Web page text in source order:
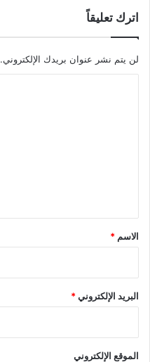
اترك تعليقاً
لن يتم نشر عنوان بريدك الإلكتروني.
*
الاسم *
البريد الإلكتروني*
الموقع الإلكتروني